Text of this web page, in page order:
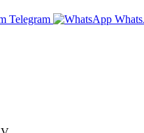
Telegram